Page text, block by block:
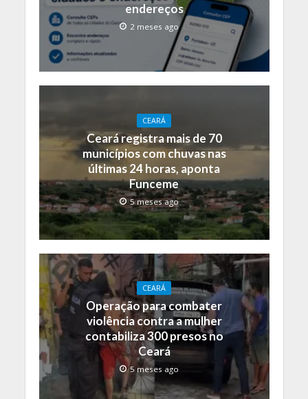
endereços
2 meses ago
CEARÁ
Ceará registra mais de 70
municípios com chuvas nas
últimas 24 horas, aponta
Funceme
5 meses ago
CEARÁ
Operação para combater
violência contra a mulher
contabiliza 300 presos no
Ceará
5 meses ago